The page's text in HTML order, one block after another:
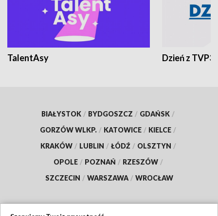
TalentAsy Dzień z TVP3
BIAŁYSTOK / BYDGOSZCZ / GDAŃSK /
GORZÓW WLKP. / KATOWICE / KIELCE /
KRAKÓW / LUBLIN / ŁÓDŹ / OLSZTYN /
OPOLE / POZNAŃ / RZESZÓW /
SZCZECIN / WARSZAWA / WROCŁAW